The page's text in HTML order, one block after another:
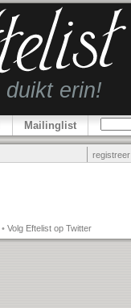
Mailinglist
registreer
• Volg Eftelist op Twitter